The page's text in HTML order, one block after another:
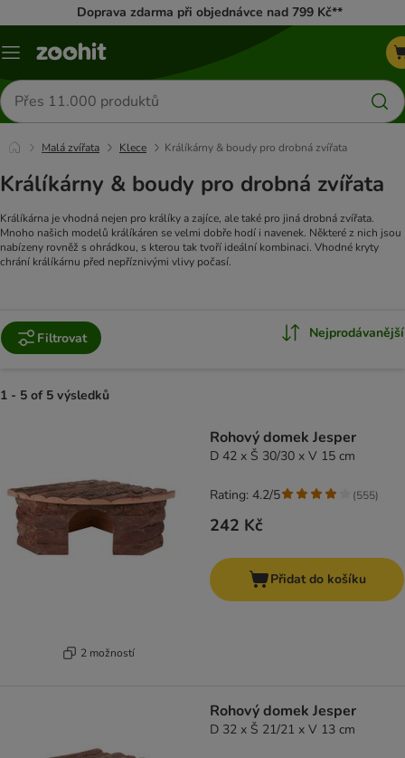
Doprava zdarma při objednávce nad 799 Kč**
Menu
Hledat
produkty
Malá zvířata Klece Králíkárny & boudy pro drobná zvířata
Králíkárny & boudy pro drobná zvířata
Králíkárna je vhodná nejen pro králíky a zajíce, ale také pro jiná drobná zvířata.
Mnoho našich modelů králíkáren se velmi dobře hodí i navenek. Některé z nich jsou
nabízeny rovněž s ohrádkou, s kterou tak tvoří ideální kombinaci. Vhodné kryty
chrání králíkárnu před nepříznivými vlivy počasí.
Filtrovat Nejprodávanější
1 - 5 of 5 výsledků
2 možností
Rohový domek Jesper
D 42 x Š 30/30 x V 15 cm
242 Kč
Rating: 4.2/5 (555)
Přidat do košíku
Rohový domek Jesper
D 32 x Š 21/21 x V 13 cm